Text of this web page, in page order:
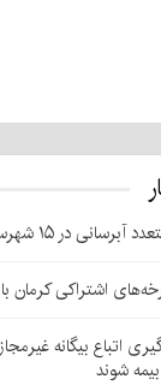
در ۱۵ شهرستان
اشتراکی کرمان
اتباع بیگانه
شوند